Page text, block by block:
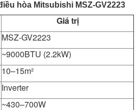
hòa Mitsubishi MSZ-GV2223
Giá trị
MSZ-GV2223
~9000BTU (2.2kW)
10–15m²
Inverter
~430–700W